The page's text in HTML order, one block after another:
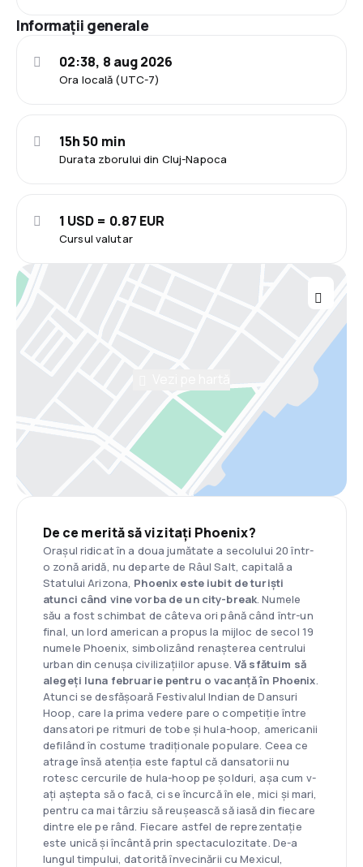
Informații generale
Ora locală (UTC-7)
02:38, 8 aug 2026
Durata zborului din Cluj-Napoca
15h 50 min
Cursul valutar
1 USD = 0.87 EUR
De ce merită să vizitați Phoenix?
Orașul ridicat în a doua jumătate a secolului 20 într-
o zonă aridă, nu departe de Râul Salt, capitală a
Statului Arizona, Phoenix este iubit de turiști
atunci când vine vorba de un city-break. Numele
său a fost schimbat de câteva ori până când într-un
final, un lord american a propus la mijloc de secol 19
numele Phoenix, simbolizând renașterea centrului
urban din cenușa civilizațiilor apuse.Vă sfătuim să
alegeți luna februarie pentru o vacanță în Phoenix.
Atunci se desfășoară Festivalul Indian de Dansuri
Hoop, care la prima vedere pare o competiție între
dansatori pe ritmuri de tobe și hula-hoop, americanii
defilând în costume tradiționale populare. Ceea ce
atrage însă atenția este faptul că dansatorii nu
rotesc cercurile de hula-hoop pe șolduri, așa cum v-
ați aștepta să o facă, ci se încurcă în ele, mici și mari,
pentru ca mai târziu să reușească să iasă din fiecare
dintre ele pe rând. Fiecare astfel de reprezentație
este unică și încântă prin spectaculozitate. De-a
lungul timpului, datorită învecinării cu Mexicul,